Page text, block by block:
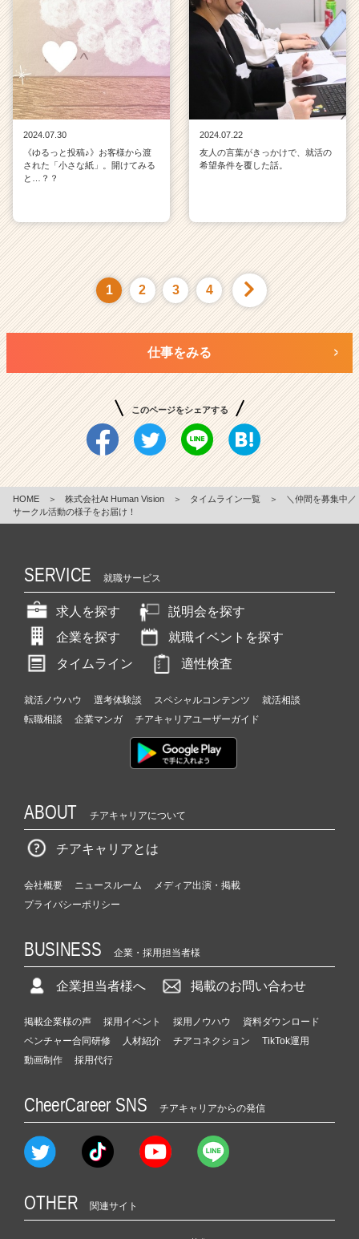
2024.07.30
《ゆるっと投稿♪》お客様から渡
された「小さな紙」。開けてみる
と…？？
2024.07.22
友人の言葉がきっかけで、就活の
希望条件を覆した話。
1 2 3 4
仕事をみる
このページをシェアする
HOME ＞ 株式会社At Human Vision ＞ タイムライン一覧 ＞
＼仲間を募集中／
サークル活動の様子をお届け！
SERVICE 就職サービス
求人を探す
説明会を探す
企業を探す
就職イベントを探す
タイムライン
適性検査
就活ノウハウ 選考体験談 スペシャルコンテンツ
就活相談
転職相談
企業マンガ チアキャリアユーザーガイド
ABOUT チアキャリアについて
チアキャリアとは
会社概要 ニュースルーム
メディア出演・掲載
プライバシーポリシー
BUSINESS 企業・採用担当者様
企業担当者様へ 掲載のお問い合わせ
掲載企業様の声 採用イベント 採用ノウハウ
資料ダウンロード
ベンチャー合同研修
人材紹介 チアコネクション
TikTok運用
動画制作
採用代行
CheerCareer SNS チアキャリアからの発信
OTHER 関連サイト